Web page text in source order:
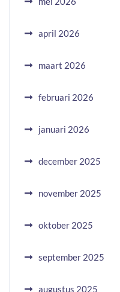
april 2026
maart 2026
februari 2026
januari 2026
december 2025
november 2025
oktober 2025
september 2025
augustus 2025